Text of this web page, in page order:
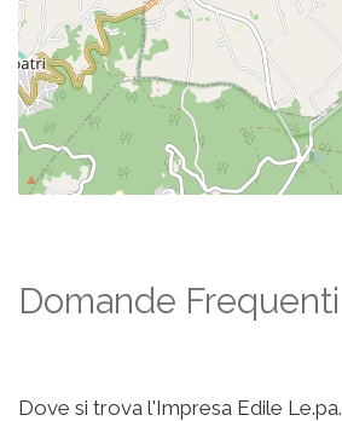
Domande Frequenti
Dove si trova l'Impresa Edile Le.pa.